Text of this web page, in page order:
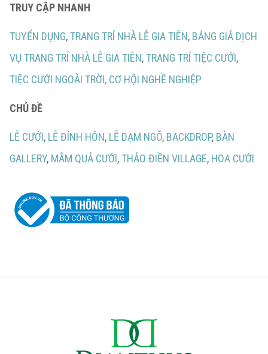
TRUY CẬP NHANH
TUYỂN DỤNG,TRANG TRÍ NHÀ LỄ GIA TIÊN, BẢNG GIÁ DỊCH
VỤ TRANG TRÍ NHÀ LỄ GIA TIÊN,TRANG TRÍ TIỆC CƯỚI,
TIỆC CƯỚI NGOÀI TRỜI, CƠ HỘI NGHỀ NGHIỆP
CHỦ ĐỀ
LỄ CƯỚI, LỄ ĐÍNH HÔN, LỄ DẠM NGÕ, BACKDROP, BÀN
GALLERY, MÂM QUẢ CƯỚI,THẢO ĐIỀN VILLAGE, HOA CƯỚI